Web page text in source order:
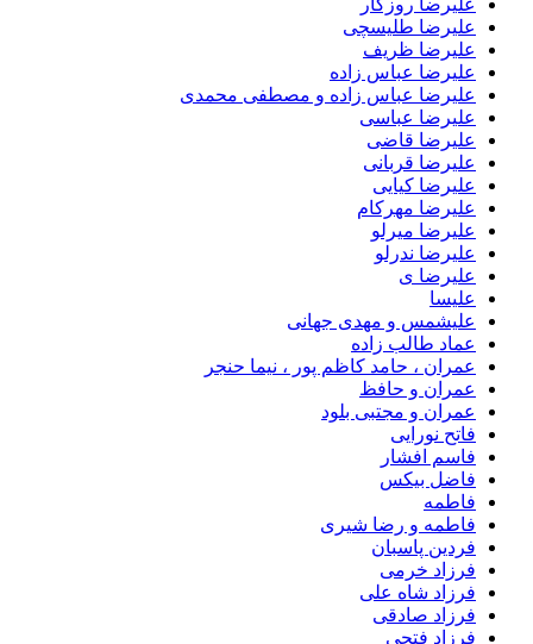
علیرضا روزگار
علیرضا طلیسچی
علیرضا ظریف
علیرضا عباس زاده
علیرضا عباس زاده و مصطفی محمدی
علیرضا عباسی
علیرضا قاضی
علیرضا قربانی
علیرضا کیایی
علیرضا مهرکام
علیرضا میرلو
علیرضا ندرلو
علیرضا ی
علیسا
علیشمس و مهدی جهانی
عماد طالب زاده
عمران ، حامد کاظم پور ، نیما حنجر
عمران و حافظ
عمران و مجتبی بلود
فاتح نورایی
فاسم افشار
فاضل بیکس
فاطمه
فاطمه و رضا شیری
فردین پاسبان
فرزاد خرمی
فرزاد شاه علی
فرزاد صادقى
فرزاد فتحی